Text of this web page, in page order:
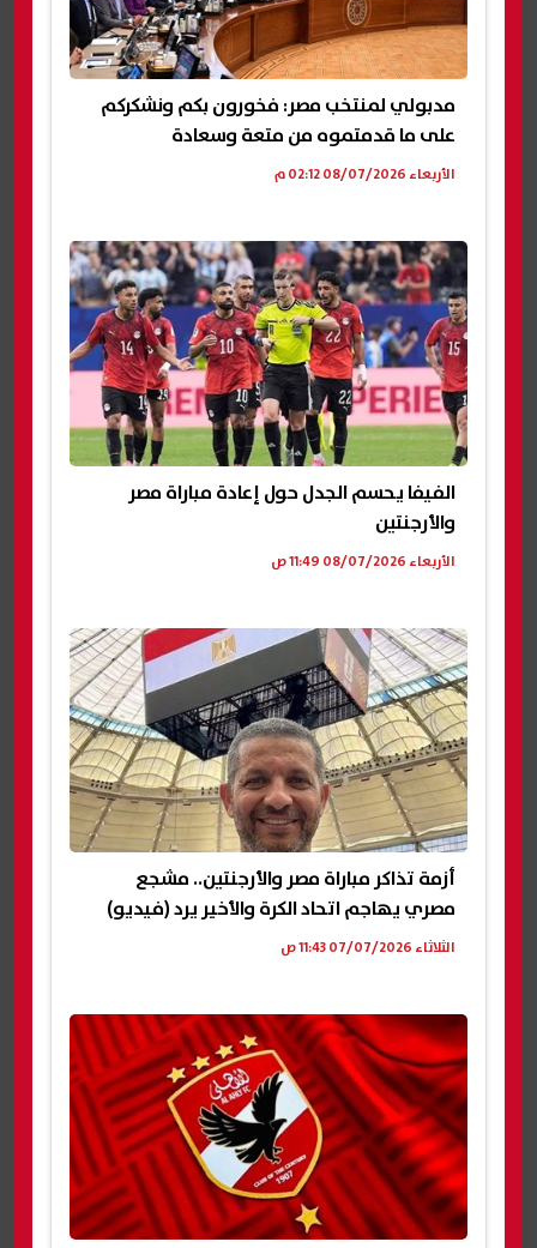
مدبولي لمنتخب مصر: فخورون بكم ونشكركم
على ما قدمتموه من متعة وسعادة
الأربعاء 08/07/2026 02:12 م
الفيفا يحسم الجدل حول إعادة مباراة مصر
والأرجنتين
الأربعاء 08/07/2026 11:49 ص
أزمة تذاكر مباراة مصر والأرجنتين.. مشجع
مصري يهاجم اتحاد الكرة والأخير يرد (فيديو)
الثلاثاء 07/07/2026 11:43 ص